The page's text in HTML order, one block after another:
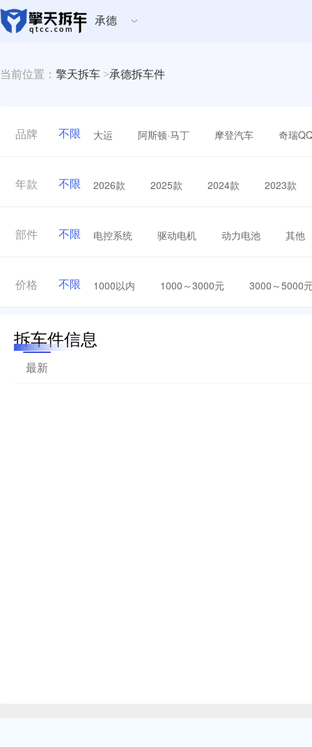
承德
当前位置： 擎天拆车 >承德拆车件
品牌 不限 大运 阿斯顿·马丁 摩登汽车 奇瑞
年款 不限 2026款 2025款 2024款 2023款
部件 不限 电控系统 驱动电机 动力电池 其他
价格 不限 1000以内 1000～3000元 3000～5000
拆车件信息
最新